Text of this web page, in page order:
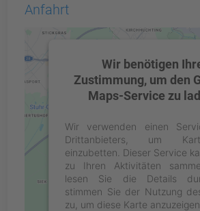
Anfahrt
Wir benötigen
Zustimmung, um den
Maps-Service zu
Wir verwenden einen
Drittanbieters, um
einzubetten. Dieser Service
zu Ihren Aktivitäten
lesen Sie die Details
stimmen Sie der Nutzung
zu, um diese Karte anzuzeigen.